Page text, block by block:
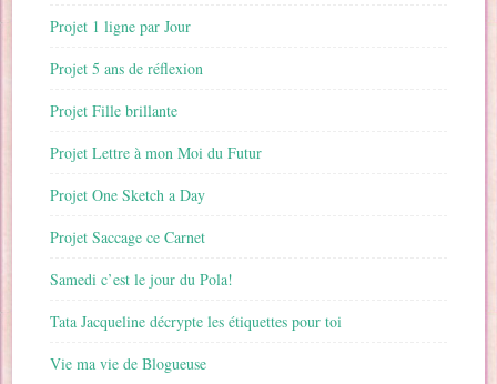
Projet 1 ligne par Jour
Projet 5 ans de réflexion
Projet Fille brillante
Projet Lettre à mon Moi du Futur
Projet One Sketch a Day
Projet Saccage ce Carnet
Samedi c’est le jour du Pola!
Tata Jacqueline décrypte les étiquettes pour toi
Vie ma vie de Blogueuse